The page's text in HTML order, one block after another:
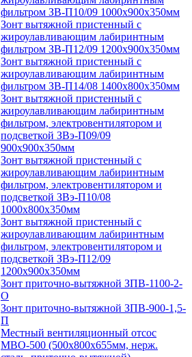
фильтром ЗВ-П10/09 1000х900х350мм
Зонт вытяжной пристенный с
жироулавливающим лабиринтным
фильтром ЗВ-П12/09 1200х900х350мм
Зонт вытяжной пристенный с
жироулавливающим лабиринтным
фильтром ЗВ-П14/08 1400х800х350мм
Зонт вытяжной пристенный с
жироулавливающим лабиринтным
фильтром, электровентилятором и
подсветкой ЗВэ-П09/09
900х900х350мм
Зонт вытяжной пристенный с
жироулавливающим лабиринтным
фильтром, электровентилятором и
подсветкой ЗВэ-П10/08
1000х800х350мм
Зонт вытяжной пристенный с
жироулавливающим лабиринтным
фильтром, электровентилятором и
подсветкой ЗВэ-П12/09
1200х900х350мм
Зонт приточно-вытяжной ЗПВ-1100-2-
О
Зонт приточно-вытяжной ЗПВ-900-1,5-
П
Местный вентиляционный отсос
МВО-500 (500х800х655мм, нерж.